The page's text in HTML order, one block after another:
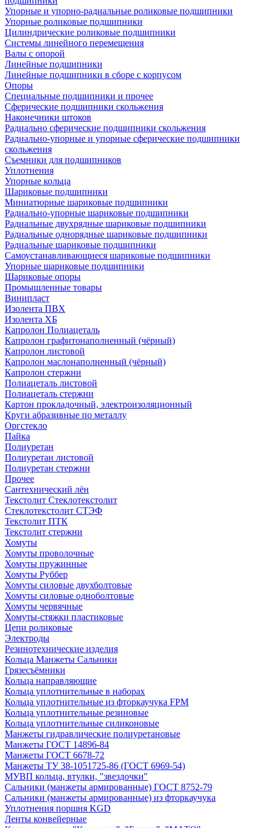
Упорные и упорно-радиальные роликовые подшипники
Упорные роликовые подшипники
Цилиндрические роликовые подшипники
Системы линейного перемещения
Валы с опорой
Линейные подшипники
Линейные подшипники в сборе с корпусом
Опоры
Специальные подшипники и прочее
Сферические подшипники скольжения
Наконечники штоков
Радиально сферические подшипники скольжения
Радиально-упорные и упорные сферические подшипники
скольжения
Съемники для подшипников
Уплотнения
Упорные кольца
Шариковые подшипники
Миниатюрные шариковые подшипники
Радиально-упорные шариковые подшипники
Радиальные двухрядные шариковые подшипники
Радиальные однорядные шариковые подшипники
Радиальные шариковые подшипники
Самоустанавливающиеся шариковые подшипники
Упорные шариковые подшипники
Шариковые опоры
Промышленные товары
Винипласт
Изолента ПВХ
Изолента ХБ
Капролон Полиацеталь
Капролон графитонаполненный (чёрный)
Капролон листовой
Капролон маслонаполненный (чёрный)
Капролон стержни
Полиацеталь листовой
Полиацеталь стержни
Картон прокладочный, электроизоляционный
Круги абразивные по металлу
Оргстекло
Пайка
Полиуретан
Полиуретан листовой
Полиуретан стержни
Прочее
Сантехнический лён
Текстолит Стеклотекстолит
Стеклотекстолит СТЭФ
Текстолит ПТК
Текстолит стержни
Хомуты
Хомуты проволочные
Хомуты пружинные
Хомуты Руббер
Хомуты силовые двухболтовые
Хомуты силовые одноболтовые
Хомуты червячные
Хомуты-стяжки пластиковые
Цепи роликовые
Электроды
Резинотехнические изделия
Кольца Манжеты Сальники
Грязесъёмники
Кольца направляющие
Кольца уплотнительные в наборах
Кольца уплотнительные из фторкаучука FPM
Кольца уплотнительные резиновые
Кольца уплотнительные силиконовые
Манжеты гидравлические полиуретановые
Манжеты ГОСТ 14896-84
Манжеты ГОСТ 6678-72
Манжеты ТУ 38-1051725-86 (ГОСТ 6969-54)
МУВП кольца, втулки, "звездочки"
Сальники (манжеты армированные) ГОСТ 8752-79
Сальники (манжеты армированные) из фторкаучука
Уплотнения поршня KGD
Ленты конвейерные